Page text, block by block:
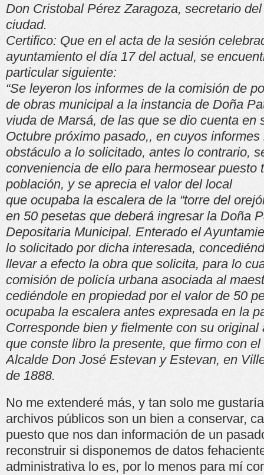
Don Cristobal Pérez Zaragoza, secretario
ciudad.
Certifico: Que en el acta de la sesión
ayuntamiento el día 17 del actual, se
particular siguiente:
“Se leyeron los informes de la comisión de
de obras municipal a la instancia de Doña
viuda de Marsá, de las que se dio cuenta en
Octubre próximo pasado,, en cuyos
obstáculo a lo solicitado, antes lo contrario,
conveniencia de ello para hermosear puesto
población, y se aprecia el valor del local
que ocupaba la escalera de la “torre del
en 50 pesetas que deberá ingresar la Doña
Depositaria Municipal. Enterado el
lo solicitado por dicha interesada,
llevar a efecto la obra que solicita, para lo
comisión de policía urbana asociada al
cediéndole en propiedad por el valor de 50
ocupaba la escalera antes expresada en la
Corresponde bien y fielmente con su
que conste libro la presente, que firmo con
Alcalde Don José Estevan y Estevan, en
de 1888.
No me extenderé más, y tan solo me
archivos públicos son un bien a conservar,
puesto que nos dan información de un
reconstruir si disponemos de datos
administrativa lo es, por lo menos para mí